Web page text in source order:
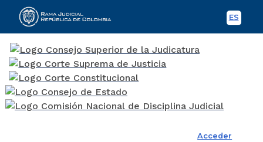
ES
Acceder